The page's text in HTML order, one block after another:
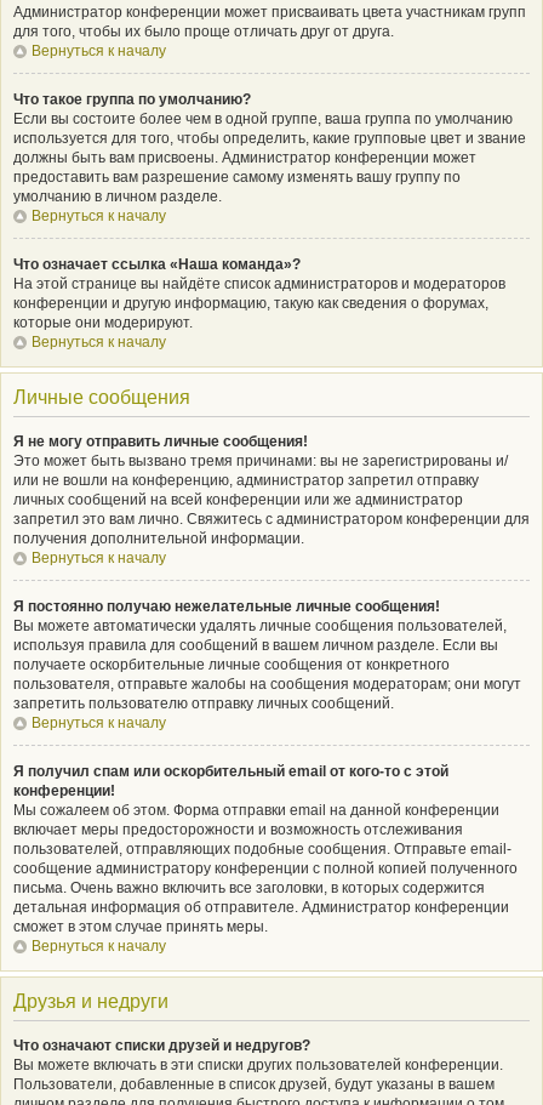
Администратор конференции может присваивать цвета участникам групп
для того, чтобы их было проще отличать друг от друга.
Вернуться к началу
Что такое группа по умолчанию?
Если вы состоите более чем в одной группе, ваша группа по умолчанию
используется для того, чтобы определить, какие групповые цвет и звание
должны быть вам присвоены. Администратор конференции может
предоставить вам разрешение самому изменять вашу группу по
умолчанию в личном разделе.
Вернуться к началу
Что означает ссылка «Наша команда»?
На этой странице вы найдёте список администраторов и модераторов
конференции и другую информацию, такую как сведения о форумах,
которые они модерируют.
Вернуться к началу
Личные сообщения
Я не могу отправить личные сообщения!
Это может быть вызвано тремя причинами: вы не зарегистрированы и/
или не вошли на конференцию, администратор запретил отправку
личных сообщений на всей конференции или же администратор
запретил это вам лично. Свяжитесь с администратором конференции для
получения дополнительной информации.
Вернуться к началу
Я постоянно получаю нежелательные личные сообщения!
Вы можете автоматически удалять личные сообщения пользователей,
используя правила для сообщений в вашем личном разделе. Если вы
получаете оскорбительные личные сообщения от конкретного
пользователя, отправьте жалобы на сообщения модераторам; они могут
запретить пользователю отправку личных сообщений.
Вернуться к началу
Я получил спам или оскорбительный email от кого-то с этой
конференции!
Мы сожалеем об этом. Форма отправки email на данной конференции
включает меры предосторожности и возможность отслеживания
пользователей, отправляющих подобные сообщения. Отправьте email-
сообщение администратору конференции с полной копией полученного
письма. Очень важно включить все заголовки, в которых содержится
детальная информация об отправителе. Администратор конференции
сможет в этом случае принять меры.
Вернуться к началу
Друзья и недруги
Что означают списки друзей и недругов?
Вы можете включать в эти списки других пользователей конференции.
Пользователи, добавленные в список друзей, будут указаны в вашем